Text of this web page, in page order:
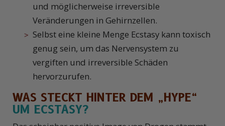
und möglicherweise irreversible
Veränderungen in Gehirnzellen.
Selbst eine kleine Menge Ecstasy kann toxisch
genug sein, um das Nervensystem zu
vergiften und irreversible Schäden
hervorzurufen.
WAS STECKT HINTER DEM „HYPE“
UM ECSTASY?